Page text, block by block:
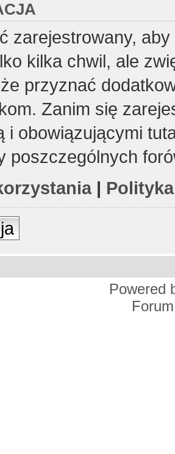
zarejestrowany,
kilka chwil, ale
przyznać
Zanim się
i obowiązującymi
poszczególnych
|
Powered